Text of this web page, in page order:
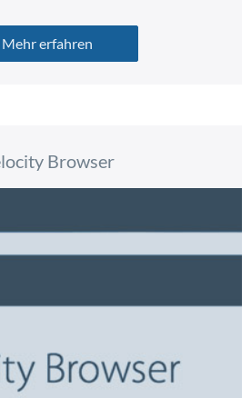
Mehr erfahren
Browser